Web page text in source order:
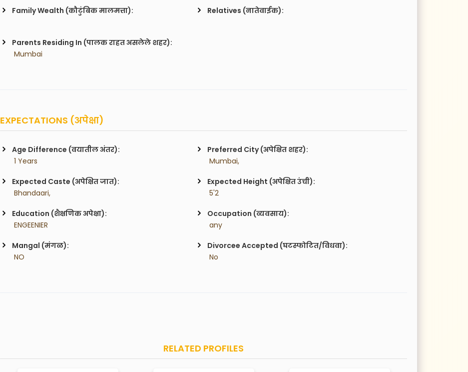
Family Wealth (कौटुंबिक मालमत्ता): Relatives (नातेवाईक):
Parents Residing In (पालक राहत असलेले शहर):
Mumbai
EXPECTATIONS (अपेक्षा)
Age Difference (वयातील अंतर):
1 Years
Preferred City (अपेक्षित शहर):
Mumbai,
Expected Caste (अपेक्षित जात):
Bhandaari,
Expected Height (अपेक्षित उंची):
5'2
Education (शैक्षणिक अपेक्षा):
ENGEENIER
Occupation (व्यवसाय):
any
Mangal (मंगळ):
NO
Divorcee Accepted (घटस्फोटित/विधवा):
No
RELATED PROFILES